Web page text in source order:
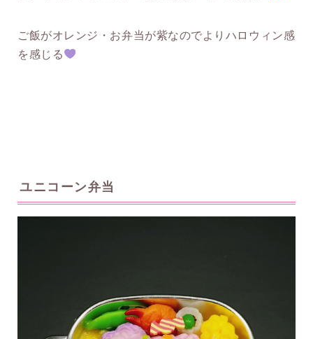
ご飯がオレンジ・お弁当が紫なのでよりハロウィン感
を感じる
ユニコーン弁当